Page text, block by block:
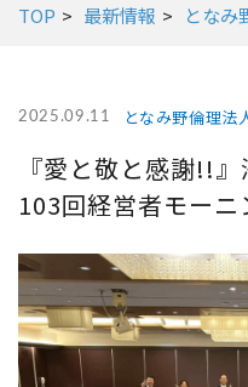
TOP 最新情報 となみ
2025.09.11 となみ野倫理法
『愛と敬と感謝!!
103回経営者モー